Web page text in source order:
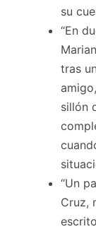
su
“En
tras
sillón
“Un
Cruz,